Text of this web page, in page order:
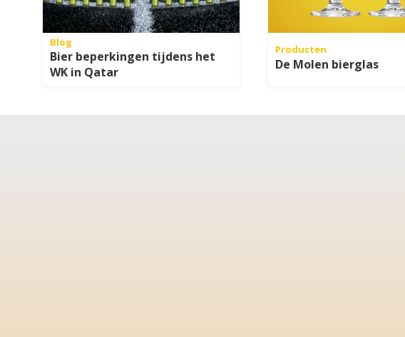
Blog
Bier beperkingen tijdens het
WK in Qatar
Producten
De Molen bierglas